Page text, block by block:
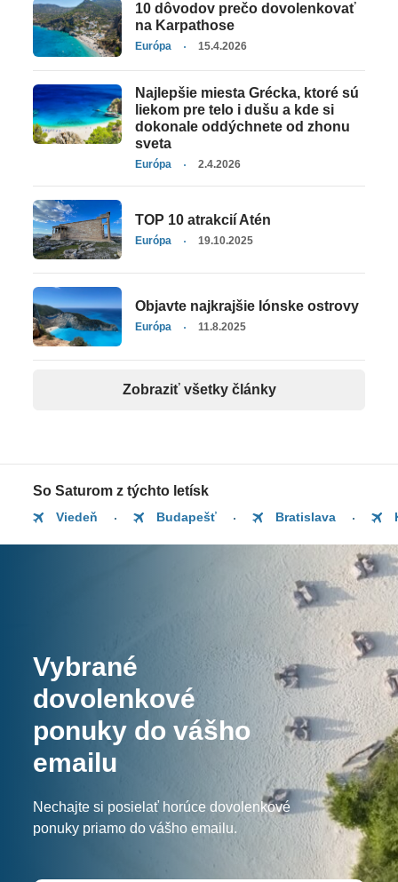
10 dôvodov prečo dovolenkovať
na Karpathose
Európa 15.4.2026
Najlepšie miesta Grécka, ktoré sú
liekom pre telo i dušu a kde si
dokonale oddýchnete od zhonu
sveta
Európa 2.4.2026
TOP 10 atrakcií Atén
Európa 19.10.2025
Objavte najkrajšie Iónske ostrovy
Európa 11.8.2025
Zobraziť všetky články
So Saturom z týchto letísk
Viedeň Budapešť Bratislava
Vybrané
dovolenkové
ponuky do vášho
emailu
Nechajte si posielať horúce dovolenkové
ponuky priamo do vášho emailu.